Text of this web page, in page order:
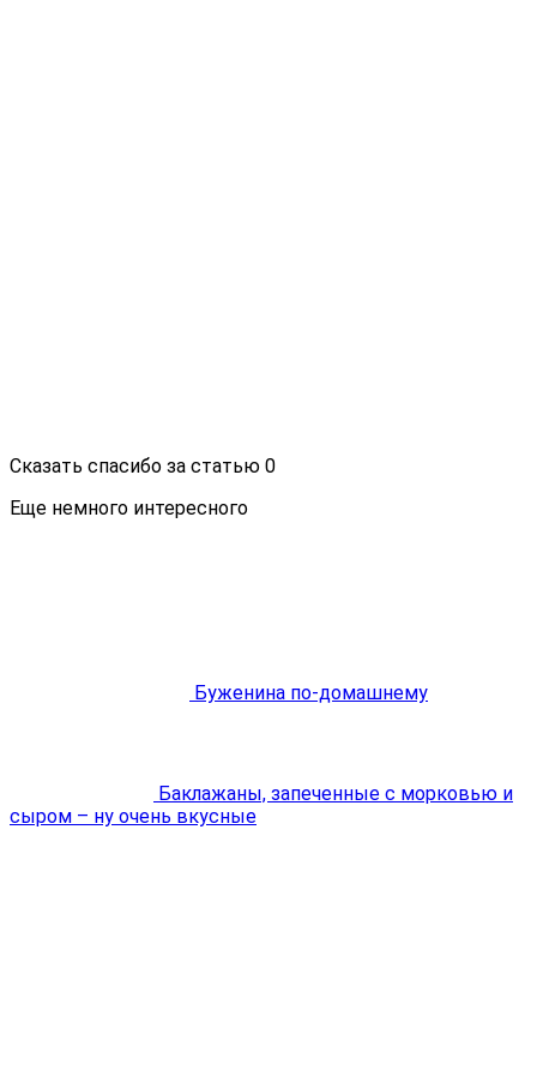
Сказать спасибо за статью 0
Еще немного интересного
Буженина по-домашнему
Баклажаны, запеченные с морковью и
сыром – ну очень вкусные